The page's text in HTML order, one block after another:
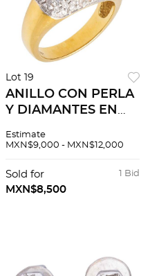
Lot 19
ANILLO CON PERLA
Y DIAMANTES EN
18K. 1 Perla cultivada
blanco: 9.0 mm y
diamantes corte 8x8
Estimate
MXN$9,000 - MXN$12,000
1 Bid
Sold for
MXN$8,500